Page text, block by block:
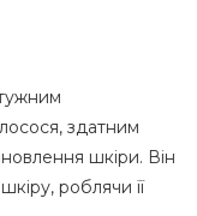
здатним
шкіри. Він
роблячи її